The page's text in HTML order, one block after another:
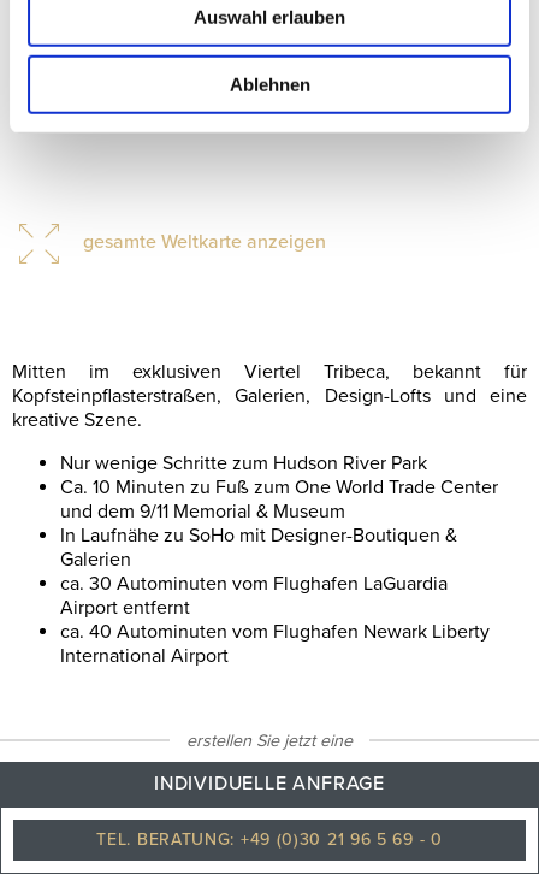
Auswahl erlauben
Ablehnen
erstellen Sie jetzt eine
INDIVIDUELLE ANFRAGE
TEL. BERATUNG: +49 (0)30 21 96 5 69 - 0
gesamte Weltkarte anzeigen
Mitten im exklusiven Viertel Tribeca, bekannt für
Kopfsteinpflasterstraßen, Galerien, Design-Lofts und eine
kreative Szene.
Nur wenige Schritte zum Hudson River Park
Ca. 10 Minuten zu Fuß zum One World Trade Center
und dem 9/11 Memorial & Museum
In Laufnähe zu SoHo mit Designer-Boutiquen &
Galerien
ca. 30 Autominuten vom Flughafen LaGuardia
Airport entfernt
ca. 40 Autominuten vom Flughafen Newark Liberty
International Airport
25°C